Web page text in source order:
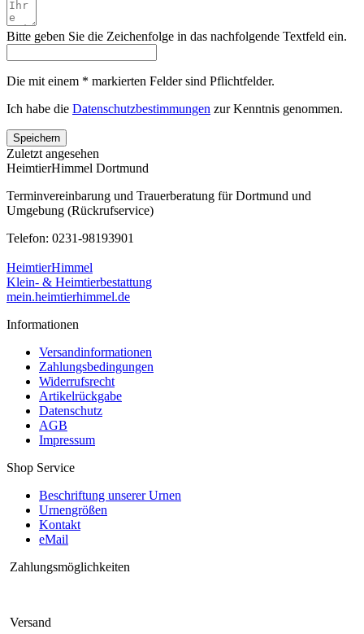
Bitte geben Sie die Zeichenfolge in das nachfolgende Textfeld ein.
Die mit einem * markierten Felder sind Pflichtfelder.
Ich habe die Datenschutzbestimmungen zur Kenntnis genommen.
Speichern
Zuletzt angesehen
HeimtierHimmel Dortmund
Terminvereinbarung und Trauerberatung für Dortmund und
Umgebung (Rückrufservice)
Telefon: 0231-98193901
HeimtierHimmel
Klein- & Heimtierbestattung
mein.heimtierhimmel.de
Informationen
Versandinformationen
Zahlungsbedingungen
Widerrufsrecht
Artikelrückgabe
Datenschutz
AGB
Impressum
Shop Service
Beschriftung unserer Urnen
Urnengrößen
Kontakt
eMail
Zahlungsmöglichkeiten
Versand